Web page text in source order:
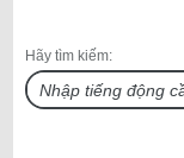
Hãy tìm kiếm: